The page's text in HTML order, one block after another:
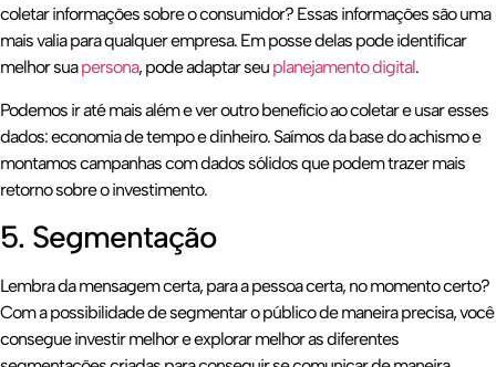
coletar informações sobre o consumidor? Essas informações são uma
mais valia para qualquer empresa. Em posse delas pode identificar
melhor suapersona, pode adaptar seu planejamento digital.
Podemos ir até mais além e ver outro benefício ao coletar e usar esses
dados: economia de tempo e dinheiro. Saímos da base do achismo e
montamos campanhas com dados sólidos que podem trazer mais
retorno sobre o investimento.
5. Segmentação
Lembra da mensagem certa, para a pessoa certa, no momento certo?
Com a possibilidade de segmentar o público de maneira precisa, você
consegue investir melhor e explorar melhor as diferentes